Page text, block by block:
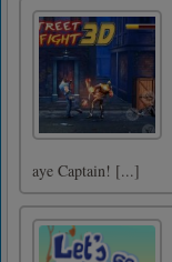
aye Captain! [...]